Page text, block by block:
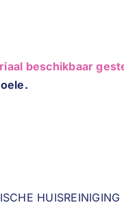
beschikbaar
HUISREINIGING